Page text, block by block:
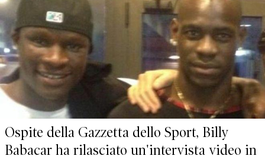
Ospite della Gazzetta dello Sport, Billy
Babacar ha rilasciato un'intervista video in